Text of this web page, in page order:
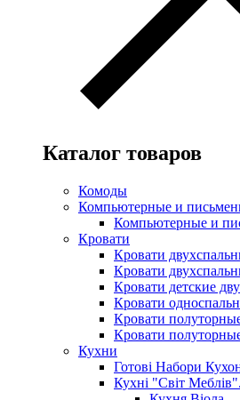
Каталог товаров
Комоды
Компьютерные и
Компьютерные и
Кровати
Кровати
Кровати
Кровати детские
Кровати
Кровати
Кровати
Кухни
Готові Набори
Кухні "Світ